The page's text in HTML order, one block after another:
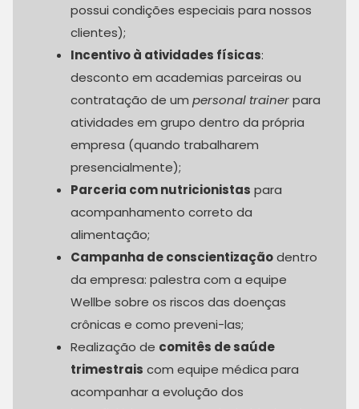
possui condições especiais para nossos
clientes);
Incentivo à atividades físicas:
desconto em academias parceiras ou
contratação de um personal trainerpara
atividades em grupo dentro da própria
empresa (quando trabalharem
presencialmente);
Parceria com nutricionistas para
acompanhamento correto da
alimentação;
Campanha de conscientizaçãodentro
da empresa: palestra com a equipe
Wellbe sobre os riscos das doenças
crônicas e como preveni-las;
Realização de comitês de saúde
trimestrais com equipe médica para
acompanhar a evolução dos